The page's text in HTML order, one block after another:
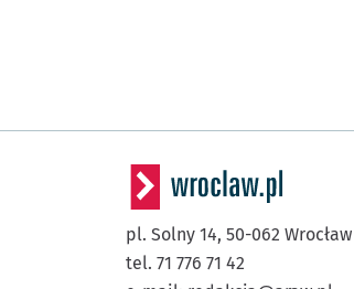
pl. Solny 14, 50-062 Wrocław
tel. 71 776 71 42